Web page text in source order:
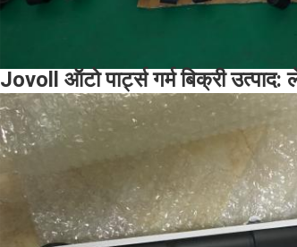
Jovoll ऑटो पार्ट्स गर्म बिक्री